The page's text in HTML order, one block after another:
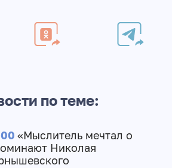
по теме:
«Мыслитель мечтал о
Николая